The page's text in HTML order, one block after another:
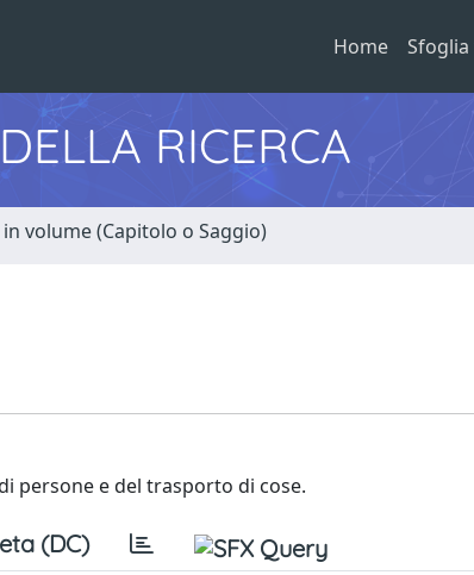
Home Sfoglia
RICERCA
volume (Capitolo o Saggio)
persone e del trasporto di cose.
(DC)